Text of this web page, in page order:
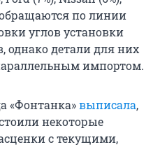
по линии
углов установки
однако детали для них
импортом.
«Фонтанка»выписала,
некоторые
с текущими,